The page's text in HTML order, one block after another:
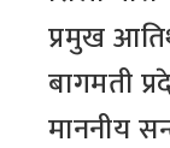
प्रमुख
बागमती
माननीय